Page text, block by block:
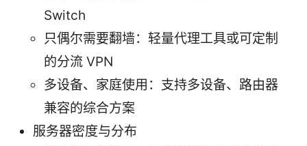
Switch
只偶尔需要翻墙：轻量代理工具或可定制
的分流 VPN
多设备、家庭使用：支持多设备、路由器
兼容的综合方案
服务器密度与分布